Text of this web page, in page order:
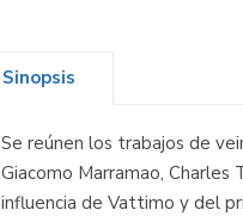
Sinopsis
Se reúnen los trabajos de
Giacomo Marramao,
influencia de Vattimo y del